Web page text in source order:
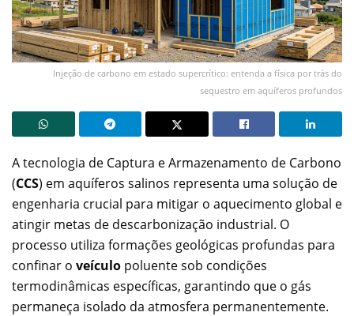
Injeção de carbono em estado supercrítico: entenda a física por trás do
sequestro em aquíferos profundos
A tecnologia de Captura e Armazenamento de Carbono
(CCS) em aquíferos salinos representa uma solução de
engenharia crucial para mitigar o aquecimento global e
atingir metas de descarbonização industrial. O
processo utiliza formações geológicas profundas para
confinar o veículo poluente sob condições
termodinâmicas específicas, garantindo que o gás
permaneça isolado da atmosfera permanentemente.